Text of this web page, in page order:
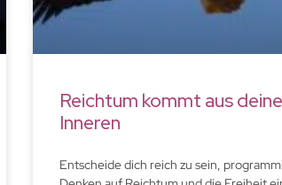
Reichtum kommt aus
Inneren
Entscheide dich reich zu sein,